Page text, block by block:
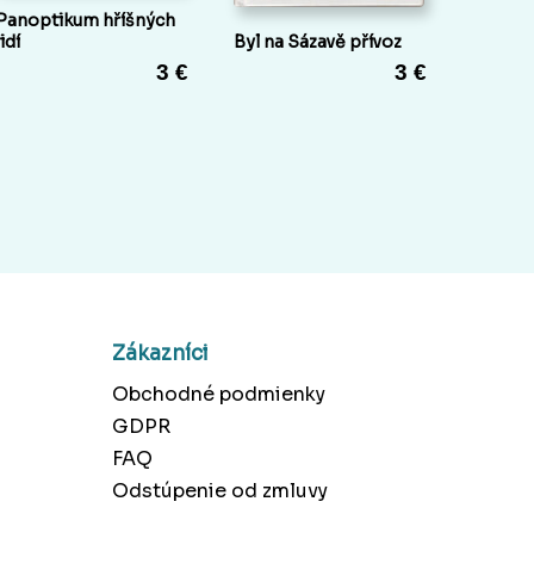
hříšných
3 €
Byl na Sázavě přívoz
3 €
Zákazníci
Obchodné podmienky
GDPR
FAQ
Odstúpenie od zmluvy